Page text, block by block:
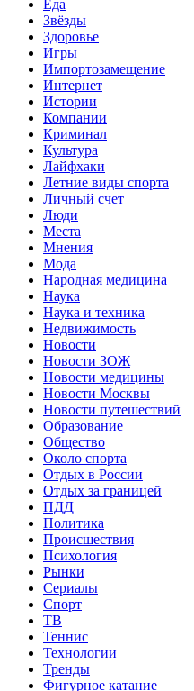
Еда
Звёзды
Здоровье
Игры
Импортозамещение
Интернет
Истории
Компании
Криминал
Культура
Лайфхаки
Летние виды спорта
Личный счет
Люди
Места
Мнения
Мода
Народная медицина
Наука
Наука и техника
Недвижимость
Новости
Новости ЗОЖ
Новости медицины
Новости Москвы
Новости путешествий
Образование
Общество
Около спорта
Отдых в России
Отдых за границей
ПДД
Политика
Происшествия
Психология
Рынки
Сериалы
Спорт
ТВ
Теннис
Технологии
Тренды
Фигурное катание